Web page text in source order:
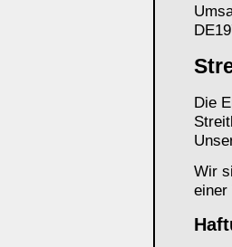
Die
Wir
einer